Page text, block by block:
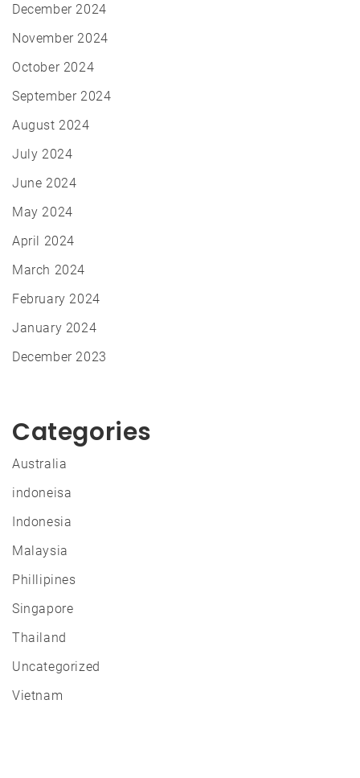
December 2024
November 2024
October 2024
September 2024
August 2024
July 2024
June 2024
May 2024
April 2024
March 2024
February 2024
January 2024
December 2023
Categories
Australia
indoneisa
Indonesia
Malaysia
Phillipines
Singapore
Thailand
Uncategorized
Vietnam